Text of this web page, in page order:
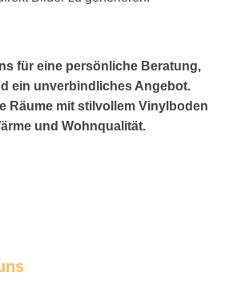
für eine persönliche Beratung,
ein unverbindliches Angebot.
Räume mit stilvollem Vinylboden
und Wohnqualität.